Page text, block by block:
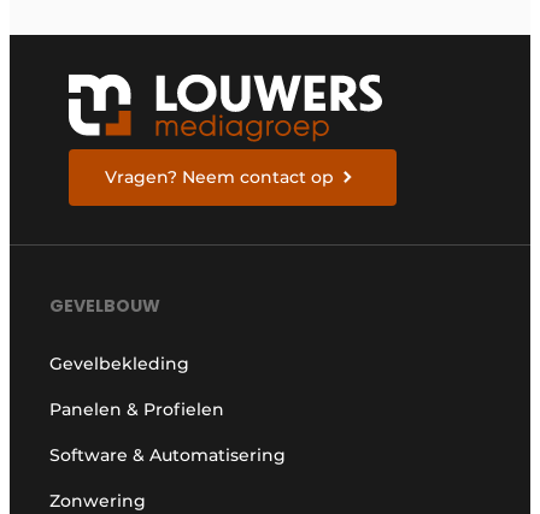
Vragen? Neem contact op
GEVELBOUW
Gevelbekleding
Panelen & Profielen
Software & Automatisering
Zonwering